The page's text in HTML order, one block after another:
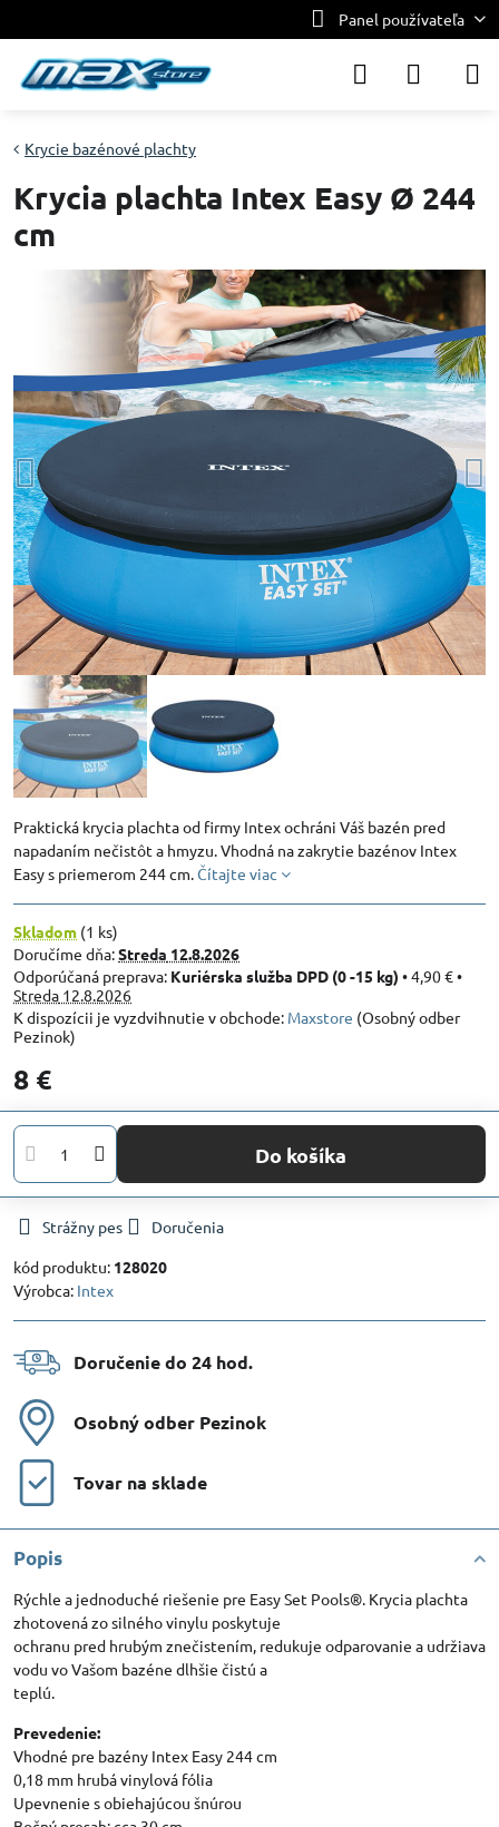
Panel používateľa
Krycie bazénové plachty
Krycia plachta Intex Easy Ø 244
cm
Praktická krycia plachta od firmy Intex ochráni Váš bazén pred
napadaním nečistôt a hmyzu. Vhodná na zakrytie bazénov Intex
Easy s priemerom 244 cm.Čítajte viac
Skladom (1 ks)
Doručíme dňa:Streda 12.8.2026
Kuriérska služba DPD (0 -15 kg) •4,90 €•
Streda 12.8.2026
Maxstore (Osobný odber
Pezinok)
8 €
Do košíka
Strážny pes
Doručenia
kód produktu: 128020
Výrobca: Intex
Doručenie do 24 hod​.
Osobný odber Pezinok
Tovar na sklade
Popis
Rýchle a jednoduché riešenie pre Easy Set Pools®. Krycia plachta
zhotovená zo silného vinylu poskytuje
ochranu pred hrubým znečistením, redukuje odparovanie a udržiava
vodu vo Vašom bazéne dlhšie čistú a
teplú.
Prevedenie:
Vhodné pre bazény Intex Easy 244 cm
0,18 mm hrubá vinylová fólia
Upevnenie s obiehajúcou šnúrou